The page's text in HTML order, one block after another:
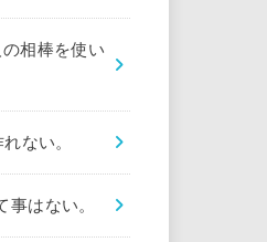
相棒を使い
ない。
はない。